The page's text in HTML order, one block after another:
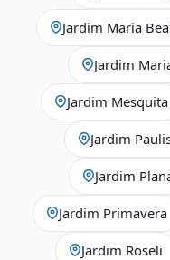
Jardim Maria
Jardim
Jardim Mesquita
Jardim
Jardim
Jardim Primavera
Jardim Roseli